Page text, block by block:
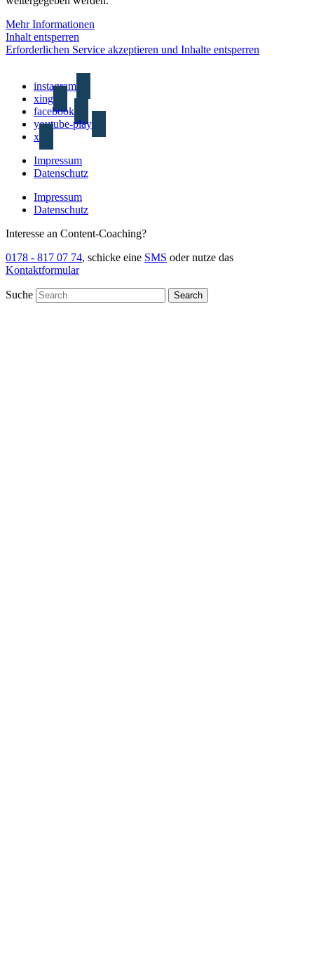
Mehr Informationen
Inhalt entsperren
Erforderlichen Service akzeptieren und Inhalte entsperren
instagram
xing
facebook
youtube-play
x
Impressum
Datenschutz
Impressum
Datenschutz
Interesse an Content-Coaching?
0178 - 817 07 74, schicke eine SMS oder nutze das
Kontaktformular
Suche Search